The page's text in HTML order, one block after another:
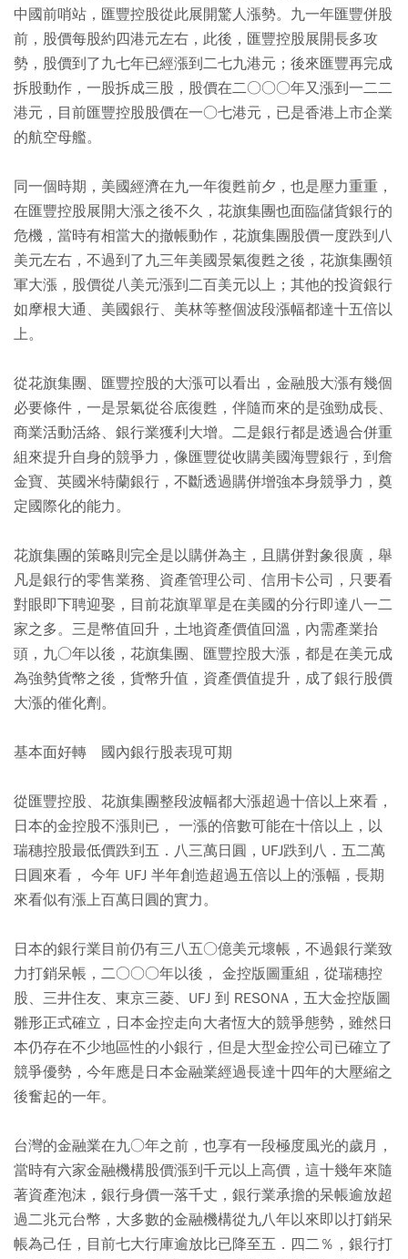
中國前哨站，匯豐控股從此展開驚人漲勢。九一年匯豐併股
前，股價每股約四港元左右，此後，匯豐控股展開長多攻
勢，股價到了九七年已經漲到二七九港元；後來匯豐再完成
拆股動作，一股拆成三股，股價在二○○○年又漲到一二二
港元，目前匯豐控股股價在一○七港元，已是香港上市企業
的航空母艦。
同一個時期，美國經濟在九一年復甦前夕，也是壓力重重，
在匯豐控股展開大漲之後不久，花旗集團也面臨儲貨銀行的
危機，當時有相當大的撤帳動作，花旗集團股價一度跌到八
美元左右，不過到了九三年美國景氣復甦之後，花旗集團領
軍大漲，股價從八美元漲到二百美元以上；其他的投資銀行
如摩根大通、美國銀行、美林等整個波段漲幅都達十五倍以
上。
從花旗集團、匯豐控股的大漲可以看出，金融股大漲有幾個
必要條件，一是景氣從谷底復甦，伴隨而來的是強勁成長、
商業活動活絡、銀行業獲利大增。二是銀行都是透過合併重
組來提升自身的競爭力，像匯豐從收購美國海豐銀行，到詹
金寶、英國米特蘭銀行，不斷透過購併增強本身競爭力，奠
定國際化的能力。
花旗集團的策略則完全是以購併為主，且購併對象很廣，舉
凡是銀行的零售業務、資產管理公司、信用卡公司，只要看
對眼即下聘迎娶，目前花旗單單是在美國的分行即達八一二
家之多。三是幣值回升，土地資產價值回溫，內需產業抬
頭，九○年以後，花旗集團、匯豐控股大漲，都是在美元成
為強勢貨幣之後，貨幣升值，資產價值提升，成了銀行股價
大漲的催化劑。
基本面好轉 國內銀行股表現可期
從匯豐控股、花旗集團整段波幅都大漲超過十倍以上來看，
日本的金控股不漲則已， 一漲的倍數可能在十倍以上，以
瑞穗控股最低價跌到五．八三萬日圓，UFJ跌到八．五二萬
日圓來看， 今年 UFJ 半年創造超過五倍以上的漲幅，長期
來看似有漲上百萬日圓的實力。
日本的銀行業目前仍有三八五○億美元壞帳，不過銀行業致
力打銷呆帳，二○○○年以後， 金控版圖重組，從瑞穗控
股、三井住友、東京三菱、UFJ 到 RESONA，五大金控版圖
雛形正式確立，日本金控走向大者恆大的競爭態勢，雖然日
本仍存在不少地區性的小銀行，但是大型金控公司已確立了
競爭優勢，今年應是日本金融業經過長達十四年的大壓縮之
後奮起的一年。
台灣的金融業在九○年之前，也享有一段極度風光的歲月，
當時有六家金融機構股價漲到千元以上高價，這十幾年來隨
著資產泡沫，銀行身價一落千丈，銀行業承擔的呆帳逾放超
過二兆元台幣，大多數的金融機構從九八年以來即以打銷呆
帳為己任，目前七大行庫逾放比已降至五．四二％，銀行打